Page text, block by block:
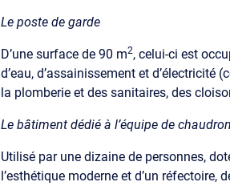
Le poste de garde
D’une surface de 90 m2, celui-ci est
d’eau, d’assainissement et
la plomberie et des sanitaires, des
Le bâtiment dédié à l’équipe de
Utilisé par une dizaine de personnes,
l’esthétique moderne et d’un